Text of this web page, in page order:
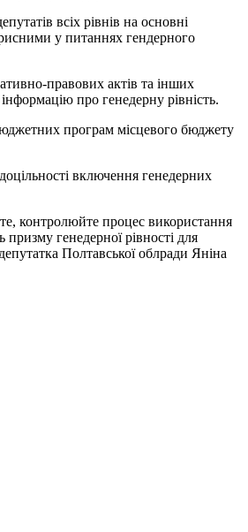
всіх рівнів на основні
у питаннях гендерного
правових актів та інших
інформацію про генедерну рівність.
програм місцевого бюджету
включення генедерних
контролюйте процес використання
генедерної рівності для
Полтавської облради Яніна